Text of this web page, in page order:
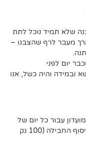
לתת
–
אנו
יום של
המתנה, החל מיום העסקים הרביעי מרגע איסוף החבילה (100 נק